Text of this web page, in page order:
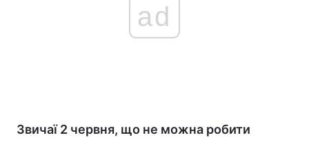
ad
Звичаї 2 червня, що не можна робити